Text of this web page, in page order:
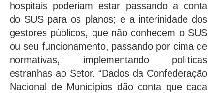
hospitais poderiam estar passando a conta
do SUS para os planos; e a interinidade dos
gestores públicos, que não conhecem o SUS
ou seu funcionamento, passando por cima de
normativas, implementando políticas
estranhas ao Setor. “Dados da Confederação
Nacional de Municípios dão conta que cada